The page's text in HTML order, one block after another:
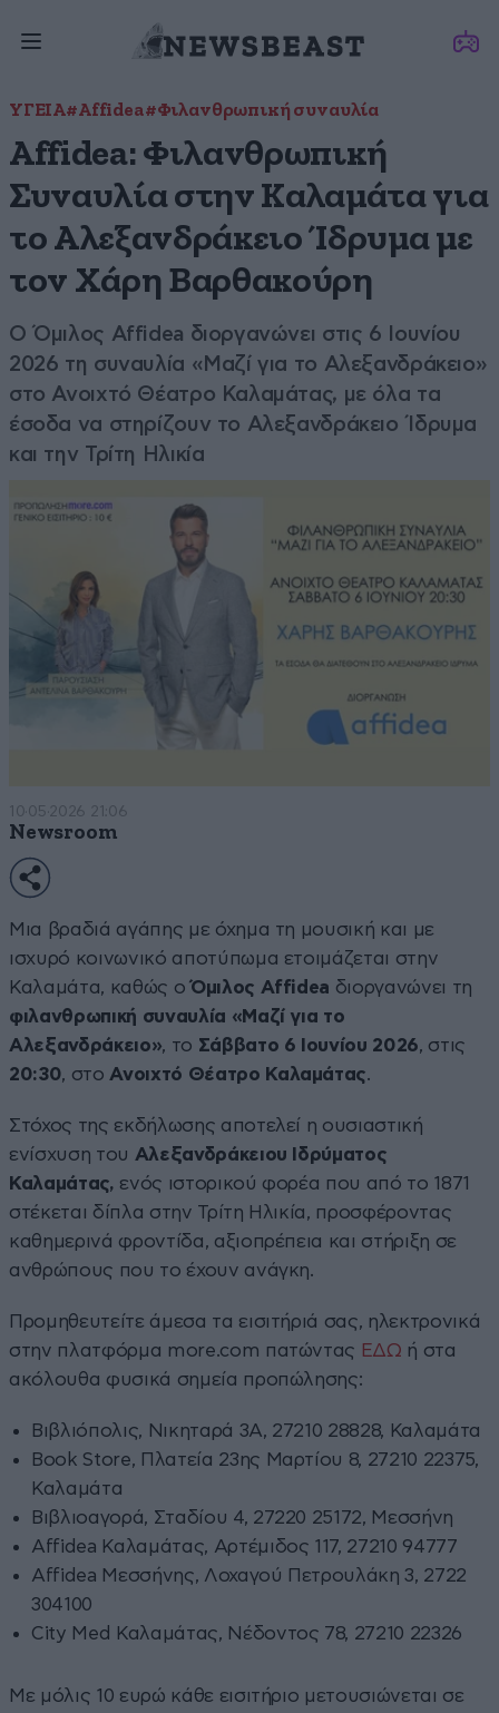
ΥΓΕΙΑ#Affidea#Φιλανθρωπική συναυλία
Affidea: Φιλανθρωπική
Συναυλία στην Καλαμάτα για
το Αλεξανδράκειο Ίδρυμα με
τον Χάρη Βαρθακούρη
Ο Όμιλος Affidea διοργανώνει στις 6 Ιουνίου
2026 τη συναυλία «Μαζί για το Αλεξανδράκειο»
στο Ανοιχτό Θέατρο Καλαμάτας, με όλα τα
έσοδα να στηρίζουν το Αλεξανδράκειο Ίδρυμα
και την Τρίτη Ηλικία
10·05·2026 21:06
Newsroom
Μια βραδιά αγάπης με όχημα τη μουσική και με
ισχυρό κοινωνικό αποτύπωμα ετοιμάζεται στην
Καλαμάτα, καθώς οΌμιλος Affidea διοργανώνει τη
φιλανθρωπική συναυλία «Μαζί για το
Αλεξανδράκειο», το Σάββατο 6 Ιουνίου 2026, στις
20:30, στο Ανοιχτό Θέατρο Καλαμάτας.
Στόχος της εκδήλωσης αποτελεί η ουσιαστική
ενίσχυση του Αλεξανδράκειου Ιδρύματος
Καλαμάτας, ενός ιστορικού φορέα που από το 1871
στέκεται δίπλα στην Τρίτη Ηλικία, προσφέροντας
καθημερινά φροντίδα, αξιοπρέπεια και στήριξη σε
ανθρώπους που το έχουν ανάγκη.
Προμηθευτείτε άμεσα τα εισιτήριά σας, ηλεκτρονικά
στην πλατφόρμα more.com πατώντας ΕΔΩ ή στα
ακόλουθα φυσικά σημεία προπώλησης:
Βιβλιόπολις, Νικηταρά 3Α, 27210 28828, Καλαμάτα
Book Store, Πλατεία 23ης Μαρτίου 8, 27210 22375,
Καλαμάτα
Βιβλιοαγορά, Σταδίου 4, 27220 25172, Μεσσήνη
Affidea Καλαμάτας, Αρτέμιδος 117, 27210 94777
Affidea Μεσσήνης, Λοχαγού Πετρουλάκη 3, 2722
304100
City Med Καλαμάτας, Νέδοντος 78, 27210 22326
Με μόλις 10 ευρώ κάθε εισιτήριο μετουσιώνεται σε